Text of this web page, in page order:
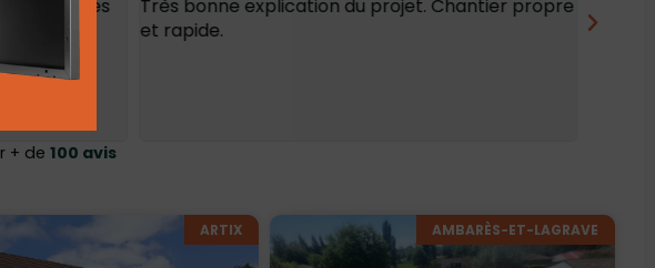
poser des
Très bonne explication du projet. Chantier propre
et rapide.
+ de 100 avis
ARTIX AMBARÈS-ET-LAGRAVE